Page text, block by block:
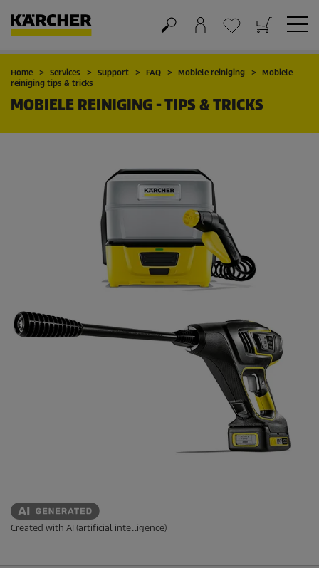
Winkelwagen
Wensenlijstje
Home Services Support FAQ Mobiele reiniging
Mobiele
reiniging tips & tricks
MOBIELE REINIGING - TIPS & TRICKS
Created with AI (artificial intelligence)